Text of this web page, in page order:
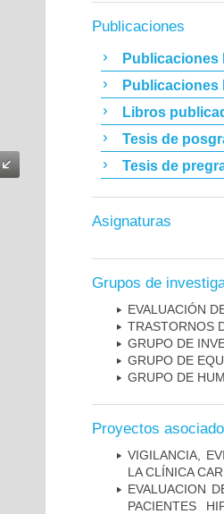
Publicaciones
Publicaciones
Publicaciones
Libros
Tesis de
Tesis de
Asignaturas
Grupos de
EVALUACIÓN
TRASTORNOS
GRUPO DE
GRUPO DE
GRUPO DE
Proyectos
VIGILANCIA,
LA CLÍNICA
EVALUACION
PACIENTES